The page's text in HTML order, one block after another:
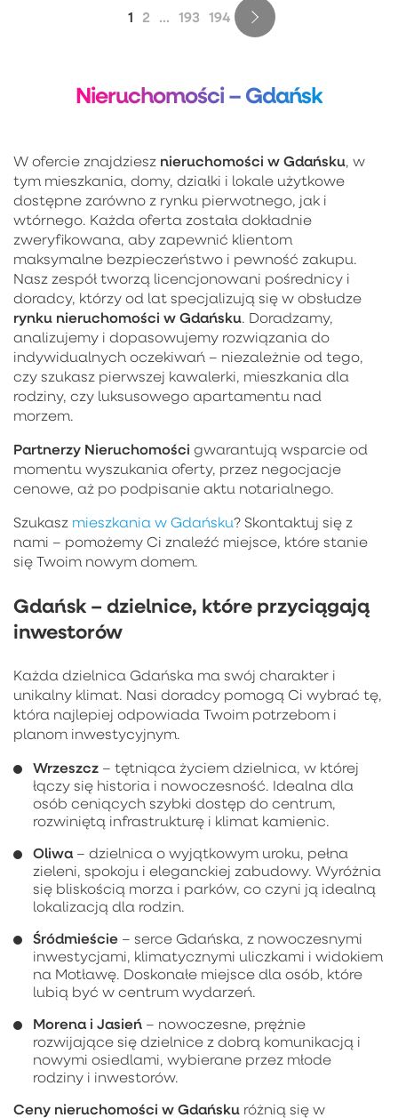
1 2 ... 193 194
Nieruchomości – Gdańsk
W ofercie znajdziesz nieruchomości w Gdańsku, w
tym mieszkania, domy, działki i lokale użytkowe
dostępne zarówno z rynku pierwotnego, jak i
wtórnego. Każda oferta została dokładnie
zweryfikowana, aby zapewnić klientom
maksymalne bezpieczeństwo i pewność zakupu.
Nasz zespół tworzą licencjonowani pośrednicy i
doradcy, którzy od lat specjalizują się w obsłudze
rynku nieruchomości w Gdańsku. Doradzamy,
analizujemy i dopasowujemy rozwiązania do
indywidualnych oczekiwań – niezależnie od tego,
czy szukasz pierwszej kawalerki, mieszkania dla
rodziny, czy luksusowego apartamentu nad
morzem.
Partnerzy Nieruchomości gwarantują wsparcie od
momentu wyszukania oferty, przez negocjacje
cenowe, aż po podpisanie aktu notarialnego.
Szukasz mieszkania w Gdańsku? Skontaktuj się z
nami – pomożemy Ci znaleźć miejsce, które stanie
się Twoim nowym domem.
Gdańsk – dzielnice, które przyciągają
inwestorów
Każda dzielnica Gdańska ma swój charakter i
unikalny klimat. Nasi doradcy pomogą Ci wybrać tę,
która najlepiej odpowiada Twoim potrzebom i
planom inwestycyjnym.
Wrzeszcz – tętniąca życiem dzielnica, w której
łączy się historia i nowoczesność. Idealna dla
osób ceniących szybki dostęp do centrum,
rozwiniętą infrastrukturę i klimat kamienic.
Oliwa – dzielnica o wyjątkowym uroku, pełna
zieleni, spokoju i eleganckiej zabudowy. Wyróżnia
się bliskością morza i parków, co czyni ją idealną
lokalizacją dla rodzin.
Śródmieście – serce Gdańska, z nowoczesnymi
inwestycjami, klimatycznymi uliczkami i widokiem
na Motławę. Doskonałe miejsce dla osób, które
lubią być w centrum wydarzeń.
Morena i Jasień – nowoczesne, prężnie
rozwijające się dzielnice z dobrą komunikacją i
nowymi osiedlami, wybierane przez młode
rodziny i inwestorów.
Ceny nieruchomości w Gdańsku różnią się w